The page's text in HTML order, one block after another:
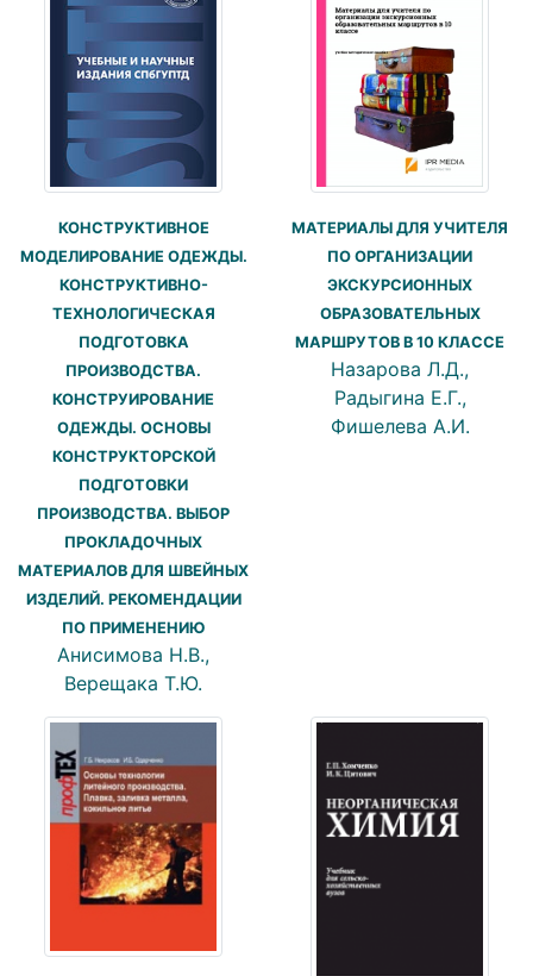
КОНСТРУКТИВНОЕ
МОДЕЛИРОВАНИЕ ОДЕЖДЫ.
КОНСТРУКТИВНО-
ТЕХНОЛОГИЧЕСКАЯ
ПОДГОТОВКА
ПРОИЗВОДСТВА.
КОНСТРУИРОВАНИЕ
ОДЕЖДЫ. ОСНОВЫ
КОНСТРУКТОРСКОЙ
ПОДГОТОВКИ
ПРОИЗВОДСТВА. ВЫБОР
ПРОКЛАДОЧНЫХ
МАТЕРИАЛОВ ДЛЯ ШВЕЙНЫХ
ИЗДЕЛИЙ. РЕКОМЕНДАЦИИ
ПО ПРИМЕНЕНИЮ
Анисимова Н.В.,
Верещака Т.Ю.
МАТЕРИАЛЫ ДЛЯ УЧИТЕЛЯ
ПО ОРГАНИЗАЦИИ
ЭКСКУРСИОННЫХ
ОБРАЗОВАТЕЛЬНЫХ
МАРШРУТОВ В 10 КЛАССЕ
Назарова Л.Д.,
Радыгина Е.Г.,
Фишелева А.И.